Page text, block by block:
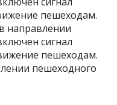
пешеходам.
направлении
сигнал
пешеходам.
пешеходного